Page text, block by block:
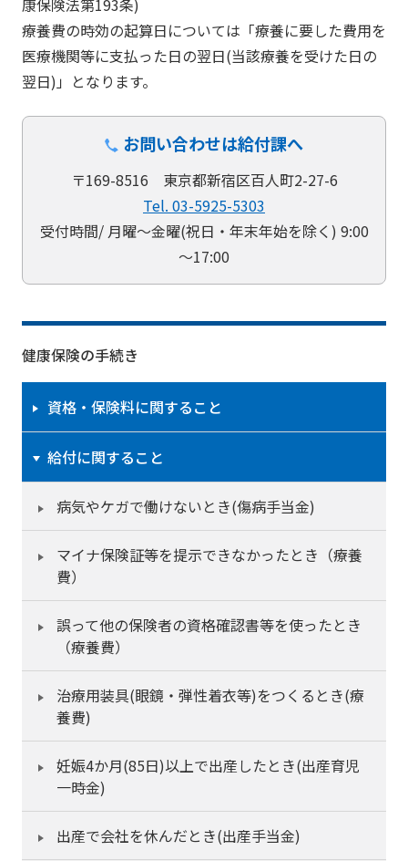
康保険法第193条)
療養費の時効の起算日については「療養に要した費用を
医療機関等に支払った日の翌日(当該療養を受けた日の
翌日)」となります。
お問い合わせは給付課へ
〒169-8516 東京都新宿区百人町2-27-6
Tel. 03-5925-5303
受付時間/ 月曜～金曜(祝日・年末年始を除く) 9:00
～17:00
健康保険の手続き
資格・保険料に関すること
給付に関すること
病気やケガで働けないとき(傷病手当金)
マイナ保険証等を提示できなかったとき（療養
費）
誤って他の保険者の資格確認書等を使ったとき
（療養費）
治療用装具(眼鏡・弾性着衣等)をつくるとき(療
養費)
妊娠4か月(85日)以上で出産したとき(出産育児
一時金)
出産で会社を休んだとき(出産手当金)